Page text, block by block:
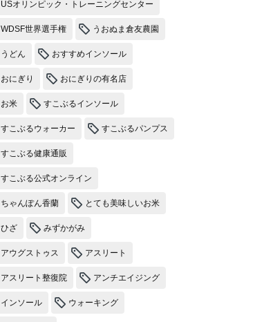
USオリンピック・トレーニングセンター
WDSF世界選手権 うおぬま倉友農園
うどん おすすめインソール
おにぎり おにぎりの有名店
お米 すこぶるインソール
すこぶるウォーカー すこぶるパンプス
すこぶる健康通販
すこぶる公式オンライン
ちゃんぽん香蘭 とても美味しいお米
ひざ みずかがみ
アウグストゥス アスリート
アスリート整復院 アンチエイジング
インソール ウォーキング